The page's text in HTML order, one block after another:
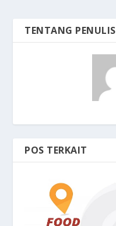
TENTANG PENULIS
POS TERKAIT